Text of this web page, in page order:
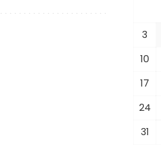
3
10
17
24
31